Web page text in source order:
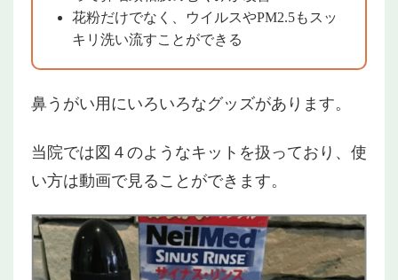
花粉だけでなく、ウイルスやPM2.5もスッ
キリ洗い流すことができる
鼻うがい用にいろいろなグッズがあります。
当院では図４のようなキットを扱っており、使
い方は動画で見ることができます。